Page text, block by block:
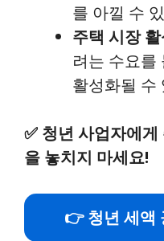
를 아낄 수
주택 시장
려는 수요를
활성화될 수
✅ 청년 사업자에
을 놓치지 마세요!
👉 청년 세액